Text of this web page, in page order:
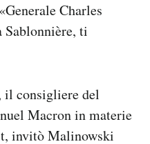
Charles
Sablonnière, ti
il consigliere del
Macron in materie
invitò Malinowski